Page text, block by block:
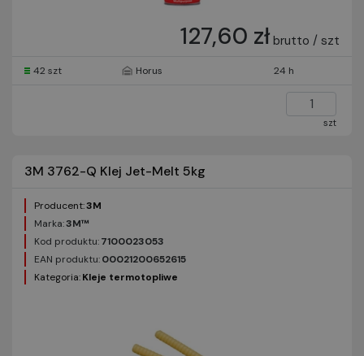
127,60 zł brutto / szt
42 szt Horus 24 h
szt
3M 3762-Q Klej Jet-Melt 5kg
Producent:3M
Marka:3M™
Kod produktu:7100023053
EAN produktu:00021200652615
Kategoria:Kleje termotopliwe